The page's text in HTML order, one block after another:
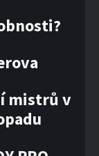
mistrů v